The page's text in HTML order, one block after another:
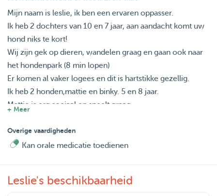
Mijn naam is leslie, ik ben een ervaren oppasser.
Ik heb 2 dochters van 10 en 7 jaar, aan aandacht komt uw
hond niks te kort!
Wij zijn gek op dieren, wandelen graag en gaan ook naar
het hondenpark (8 min lopen)
Er komen al vaker logees en dit is hartstikke gezellig.
Ik heb 2 honden,mattie en binky. 5 en 8 jaar.
Mattie is erg sociaal en speelt graag.
Vind u het fijn om fotos en videos te ontvangen tijdens uw
vakantie van uw hond? Geen probleem dit doe ik graag
+ Meer
Overige vaardigheden
Kan orale medicatie toedienen
Leslie's beschikbaarheid